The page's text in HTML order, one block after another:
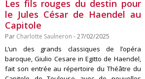
Les fils rouges du destin pour
le Jules César de Haendel au
Capitole
Par Charlotte Saulneron - 27/02/2025
L’un des grands classiques de l’opéra
baroque, Giulio Cesare in Egitto de Haendel,
fait son entrée au répertoire du Théâtre du